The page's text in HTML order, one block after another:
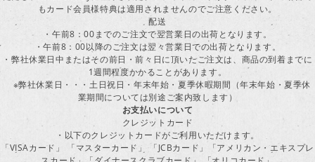
もカード会員様特典は適用されませんのでご注意ください。
配送
・午前8：00までのご注文で翌営業日の出荷となります。
・午前8：00以降のご注文は翌々営業日での出荷となります。
・弊社休業日中またはその前日・前々日に頂いたご注文は、商品の到着までに
1週間程度かかることがあります。
※弊社休業日・・・土日祝日・年末年始・夏季休暇期間（年末年始・夏季休
業期間については別途ご案内致します）
お支払いについて
クレジットカード
・以下のクレジットカードがご利用いただけます。
「VISAカード」 「マスターカード」 「JCBカード」「アメリカン・エキスプレ